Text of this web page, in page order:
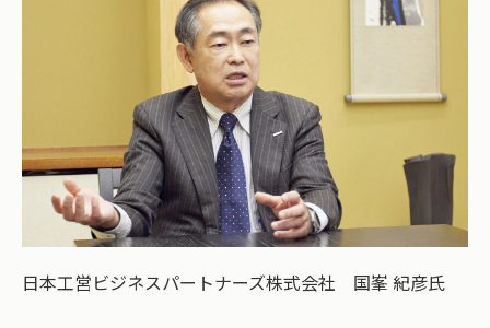
日本工営ビジネスパートナーズ株式会社 国峯 紀彦氏